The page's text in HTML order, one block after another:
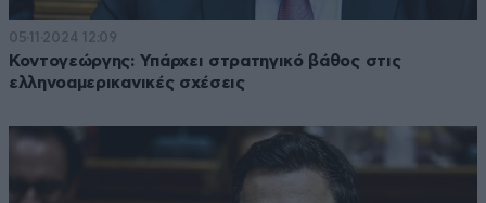
05·11·2024 12:09
Κοντογεώργης: Υπάρχει στρατηγικό βάθος στις
ελληνοαμερικανικές σχέσεις